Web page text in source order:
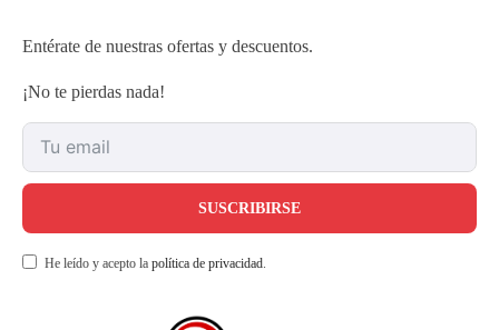
Entérate de nuestras ofertas y descuentos.
¡No te pierdas nada!
SUSCRIBIRSE
He leído y acepto la política de privacidad